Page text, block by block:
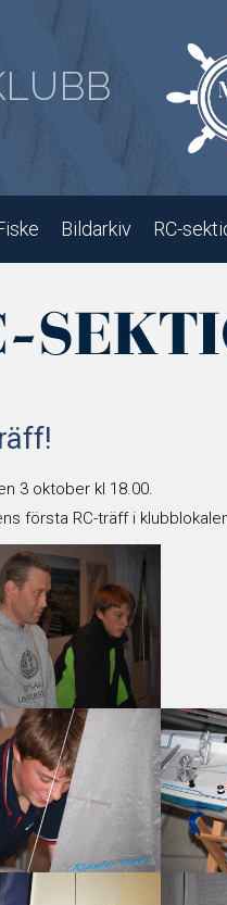
Bildarkiv RC-
3 oktober kl 18.00.
första RC-träff i